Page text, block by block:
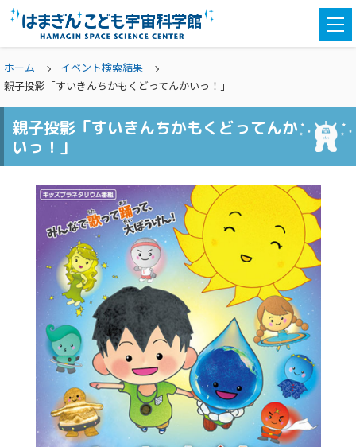
ホーム
イベント検索結果
親子投影「すいきんちかもくどってんかいっ！」
親子投影「すいきんちかもくどってんか
いっ！」